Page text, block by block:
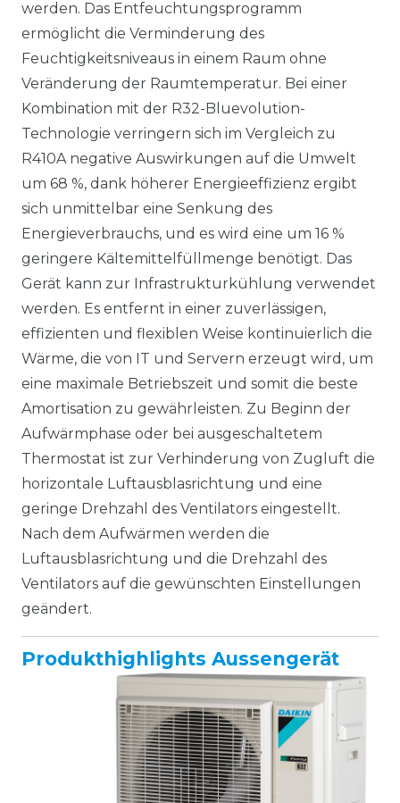
werden. Das Entfeuchtungsprogramm
ermöglicht die Verminderung des
Feuchtigkeitsniveaus in einem Raum ohne
Veränderung der Raumtemperatur. Bei einer
Kombination mit der R32-Bluevolution-
Technologie verringern sich im Vergleich zu
R410A negative Auswirkungen auf die Umwelt
um 68 %, dank höherer Energieeffizienz ergibt
sich unmittelbar eine Senkung des
Energieverbrauchs, und es wird eine um 16 %
geringere Kältemittelfüllmenge benötigt. Das
Gerät kann zur Infrastrukturkühlung verwendet
werden. Es entfernt in einer zuverlässigen,
effizienten und flexiblen Weise kontinuierlich die
Wärme, die von IT und Servern erzeugt wird, um
eine maximale Betriebszeit und somit die beste
Amortisation zu gewährleisten. Zu Beginn der
Aufwärmphase oder bei ausgeschaltetem
Thermostat ist zur Verhinderung von Zugluft die
horizontale Luftausblasrichtung und eine
geringe Drehzahl des Ventilators eingestellt.
Nach dem Aufwärmen werden die
Luftausblasrichtung und die Drehzahl des
Ventilators auf die gewünschten Einstellungen
geändert.
Produkthighlights Aussengerät